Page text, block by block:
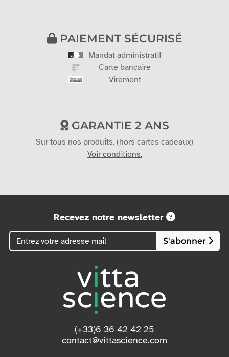
PAIEMENT SÉCURISÉ
Mandat administratif
Carte bancaire
Virement
GARANTIE 2 ANS
Sur tous nos produits. (hors cartes cadeaux)
Voir conditions.
Recevez notre newsletter
S'abonner
(+33)6 36 42 42 25
contact@vittascience.com